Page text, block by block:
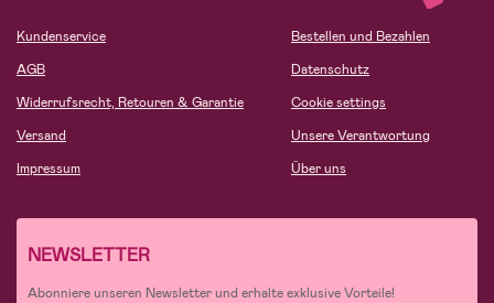
Kundenservice
AGB
Widerrufsrecht, Retouren & Garantie
Versand
Impressum
Bestellen und Bezahlen
Datenschutz
Cookie settings
Unsere Verantwortung
Über uns
NEWSLETTER
Abonniere unseren Newsletter und erhalte exklusive Vorteile!